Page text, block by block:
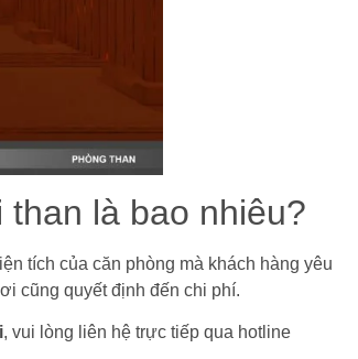
là bao nhiêu?
tích của căn phòng mà khách hàng yêu
cũng quyết định đến chi phí.
, vui lòng liên hệ trực tiếp qua hotline